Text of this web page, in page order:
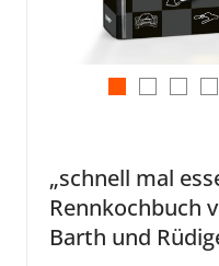
„schnell mal
Rennkochbuch
Barth und